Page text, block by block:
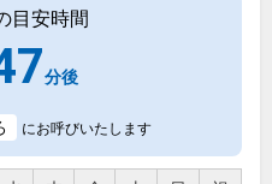
目安時間
分後
にお呼びいたします